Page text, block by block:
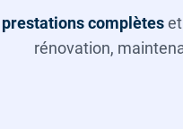
prestations complèteset
rénovation,